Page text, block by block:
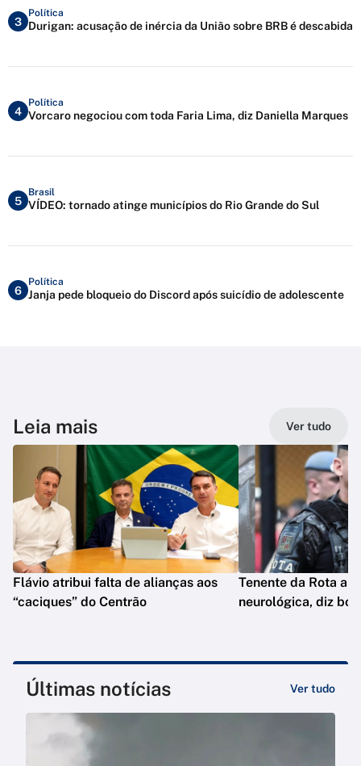
3
Política
Durigan: acusação de inércia da União sobre BRB é descabida
4
Política
Vorcaro negociou com toda Faria Lima, diz Daniella Marques
5
Brasil
VÍDEO: tornado atinge municípios do Rio Grande do Sul
6
Política
Janja pede bloqueio do Discord após suicídio de adolescente
Leia mais Ver tudo
Flávio atribui falta de alianças aos
“caciques” do Centrão
Tenente da Rota
neurológica, diz
Últimas notícias Ver tudo